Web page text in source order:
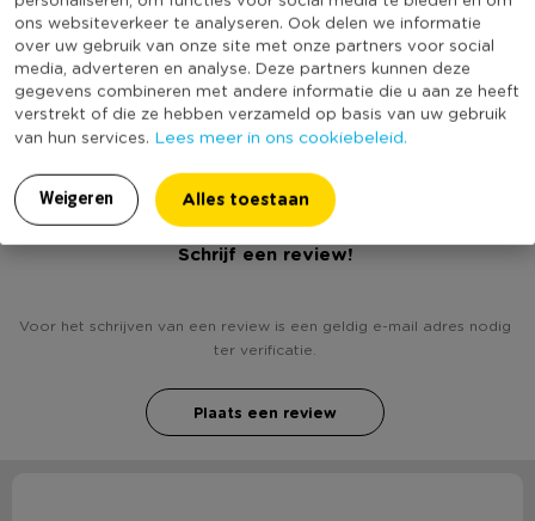
ons websiteverkeer te analyseren. Ook delen we informatie
over uw gebruik van onze site met onze partners voor social
media, adverteren en analyse. Deze partners kunnen deze
gegevens combineren met andere informatie die u aan ze heeft
verstrekt of die ze hebben verzameld op basis van uw gebruik
van hun services. Lees meer in ons cookiebeleid.
Weigeren Alles toestaan
* Kleur: muntgroen
* Materiaal: stoneware
* Vorm: rond
* Vaatwasserbestendig
* Geschikt voor microgolfoven
Vorm
Rond
Vaatwasmachine bestendig
Ja
Duurzaamheidsscore
(Nog) geen score
bekend
Heb jij Kop en schotel essence - 20 cl - muntgroen?
Schrijf een review!
Voor het schrijven van een review is een geldig e-mail adres nodig
ter verificatie.
Plaats een review